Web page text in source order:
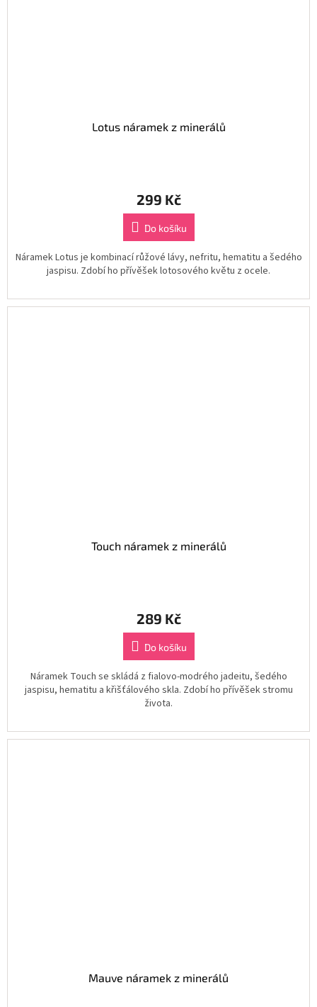
Lotus náramek z minerálů
299 Kč
Do košíku
Náramek Lotus je kombinací růžové lávy, nefritu, hematitu a šedého
jaspisu. Zdobí ho přívěšek lotosového květu z ocele.
Touch náramek z minerálů
289 Kč
Do košíku
Náramek Touch se skládá z fialovo-modrého jadeitu, šedého
jaspisu, hematitu a křišťálového skla. Zdobí ho přívěšek stromu
života.
Mauve náramek z minerálů